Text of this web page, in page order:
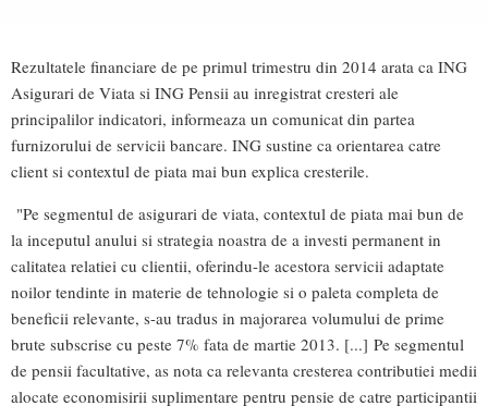
Rezultatele financiare de pe primul trimestru din 2014 arata ca ING
Asigurari de Viata si ING Pensii au inregistrat cresteri ale
principalilor indicatori, informeaza un comunicat din partea
furnizorului de servicii bancare. ING sustine ca orientarea catre
client si contextul de piata mai bun explica cresterile.
"Pe segmentul de asigurari de viata, contextul de piata mai bun de
la inceputul anului si strategia noastra de a investi permanent in
calitatea relatiei cu clientii, oferindu-le acestora servicii adaptate
noilor tendinte in materie de tehnologie si o paleta completa de
beneficii relevante, s-au tradus in majorarea volumului de prime
brute subscrise cu peste 7% fata de martie 2013. [...] Pe segmentul
de pensii facultative, as nota ca relevanta cresterea contributiei medii
alocate economisirii suplimentare pentru pensie de catre participantii